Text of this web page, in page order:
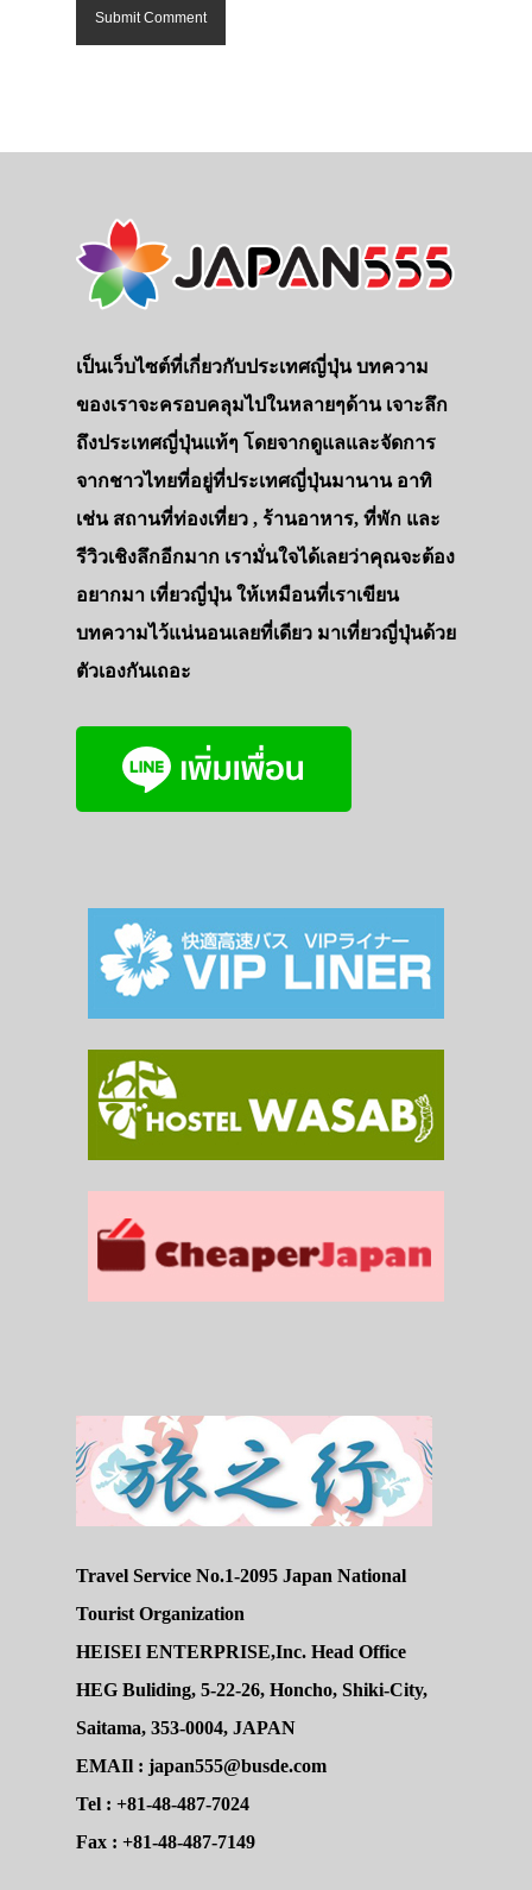
เป็นเว็บไซต์ที่เกี่ยวกับประเทศญี่ปุ่น บทความ
ของเราจะครอบคลุมไปในหลายๆด้าน เจาะลึก
ถึงประเทศญี่ปุ่นแท้ๆ โดยจากดูแลและจัดการ
จากชาวไทยที่อยู่ที่ประเทศญี่ปุ่นมานาน อาทิ
เช่น สถานที่ท่องเที่ยว , ร้านอาหาร, ที่พัก และ
รีวิวเชิงลึกอีกมาก เรามั่นใจได้เลยว่าคุณจะต้อง
อยากมา เที่ยวญี่ปุ่น ให้เหมือนที่เราเขียน
บทความไว้แน่นอนเลยที่เดียว มาเที่ยวญี่ปุ่นด้วย
ตัวเองกันเถอะ
Travel Service No.1-2095 Japan National
Tourist Organization
HEISEI ENTERPRISE,Inc. Head Office
HEG Buliding, 5-22-26, Honcho, Shiki-City,
Saitama, 353-0004, JAPAN
EMAIl : japan555@busde.com
Tel : +81-48-487-7024
Fax : +81-48-487-7149